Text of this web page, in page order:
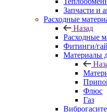
Запчасти и
Расходные
Назад
Расходные
Фитинги/
Материалы
Флюс
Газ